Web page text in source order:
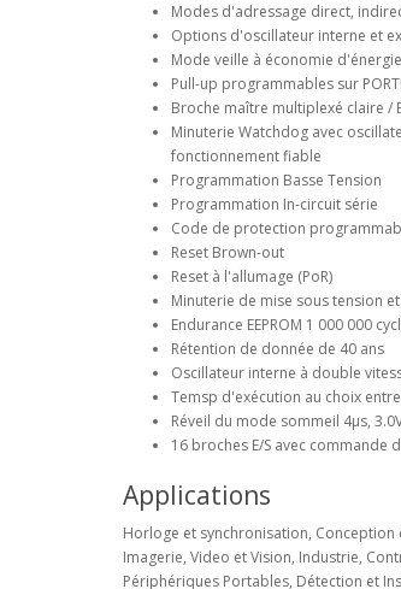
Modes d'adressage direct,
Options d'oscillateur interne et
Mode veille à économie d'énergie
Pull-up programmables sur
Broche maître multiplexé claire /
Minuterie Watchdog avec
fonctionnement fiable
Programmation Basse Tension
Programmation In-circuit série
Code de protection
Reset Brown-out
Reset à l'allumage (PoR)
Minuterie de mise sous tension
Endurance EEPROM 1 000 000
Rétention de donnée de 40 ans
Oscillateur interne à double
Temsp d'exécution au choix
Réveil du mode sommeil 4µs,
16 broches E/S avec commande
Applications
Horloge et synchronisation,
Imagerie, Video et Vision, Industrie,
Périphériques Portables, Détection et